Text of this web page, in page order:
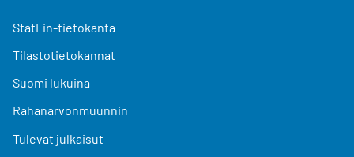
StatFin-tietokanta
Tilastotietokannat
Suomi lukuina
Rahanarvonmuunnin
Tulevat julkaisut